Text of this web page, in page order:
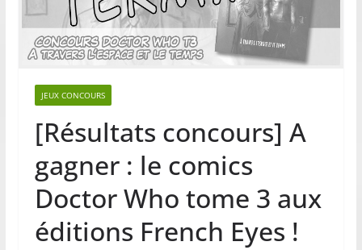
JEUX CONCOURS
[Résultats concours] A
gagner : le comics
Doctor Who tome 3 aux
éditions French Eyes !